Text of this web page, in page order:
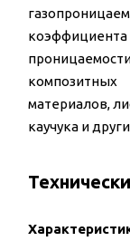
материалов,
каучука и